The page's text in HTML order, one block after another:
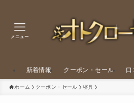
メニュー
新着情報 クーポン・セール 口
ホーム クーポン・セール 寝具